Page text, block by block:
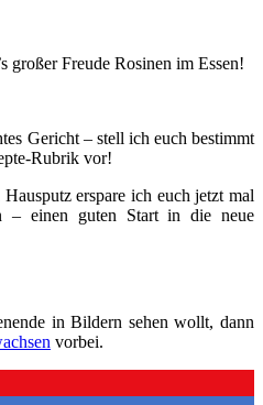
großer Freude Rosinen im Essen!
Gericht – stell ich euch bestimmt
Rubrik vor!
erspare ich euch jetzt mal
– einen guten Start in die neue
in Bildern sehen wollt, dann
vorbei.